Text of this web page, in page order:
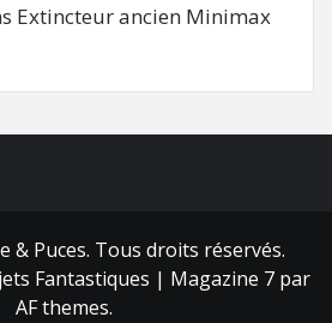
Extincteur ancien Minimax
& Puces. Tous droits réservés.
Fantastiques | Magazine 7 par
AF themes.